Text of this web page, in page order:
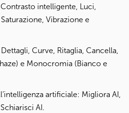
intelligente, Luci,
Vibrazione e
Curve, Ritaglia, Cancella,
e Monocromia (Bianco e
artificiale: Migliora AI,
AI.